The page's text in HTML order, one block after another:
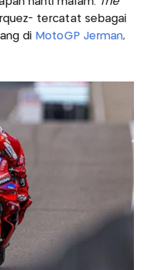
tercatat sebagai
di MotoGP Jerman,